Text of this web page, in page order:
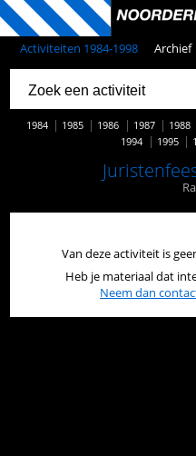
Activiteiten 1984-1998 Archief
1984 1985 1986 1987 1988
1994
1995
Van deze activiteit is
Heb je materiaal dat
Neem dan